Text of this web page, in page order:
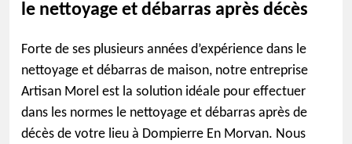
le nettoyage et débarras après décès
Forte de ses plusieurs années d’expérience dans le
nettoyage et débarras de maison, notre entreprise
Artisan Morel est la solution idéale pour effectuer
dans les normes le nettoyage et débarras après de
décès de votre lieu à Dompierre En Morvan. Nous